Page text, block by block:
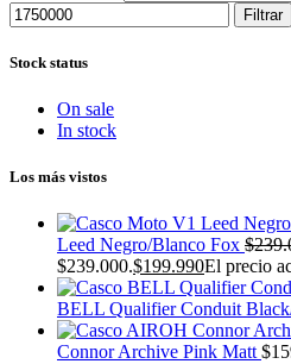
Filtrar
Stock status
On sale
In stock
Los más vistos
Leed Negro/Blanco Fox $
$239.000.$199.990El precio
BELL Qualifier Conduit
Connor Archive Pink Matt $